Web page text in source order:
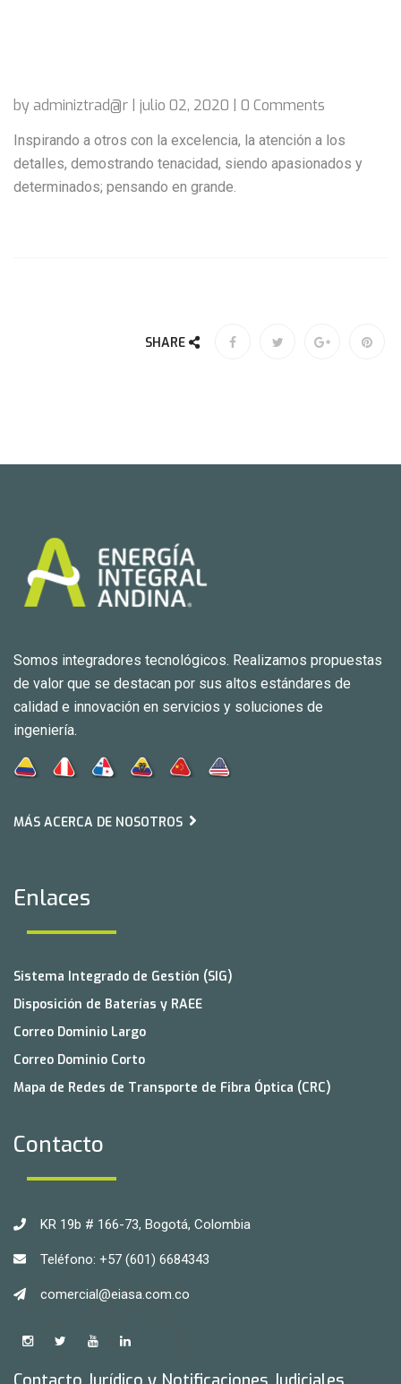
by adminiztrad@r | julio 02, 2020 | 0 Comments
Inspirando a otros con la excelencia, la atención a los
detalles, demostrando tenacidad, siendo apasionados y
determinados; pensando en grande.
SHARE
Somos integradores tecnológicos. Realizamos propuestas
de valor que se destacan por sus altos estándares de
calidad e innovación en servicios y soluciones de
ingeniería.
MÁS ACERCA DE NOSOTROS
Enlaces
Sistema Integrado de Gestión (SIG)
Disposición de Baterías y RAEE
Correo Dominio Largo
Correo Dominio Corto
Mapa de Redes de Transporte de Fibra Óptica (CRC)
Contacto
KR 19b # 166-73, Bogotá, Colombia
Teléfono: +57 (601) 6684343
comercial@eiasa.com.co